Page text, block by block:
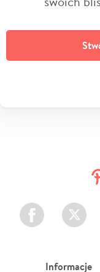
Facebook Twitter
Informacje